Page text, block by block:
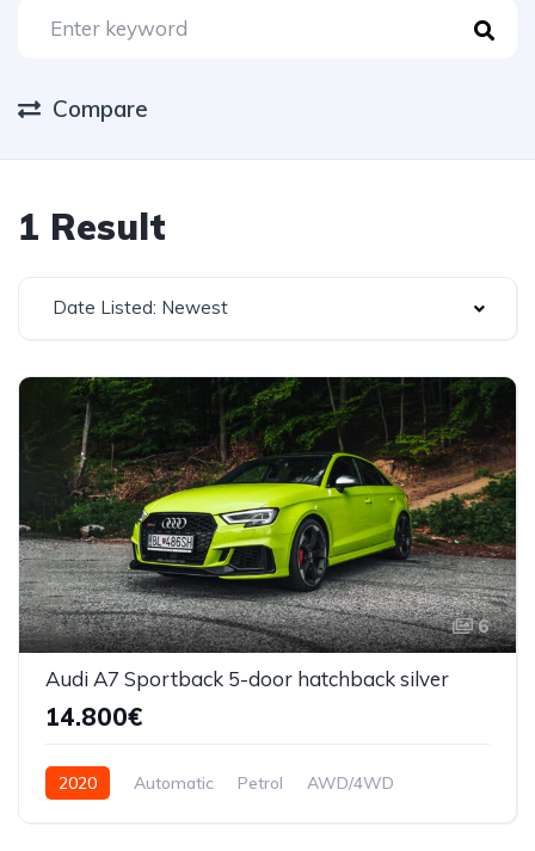
Compare
1 Result
Date Listed: Newest
6
Audi A7 Sportback 5-door hatchback silver
14.800€
2020 Automatic Petrol AWD/4WD